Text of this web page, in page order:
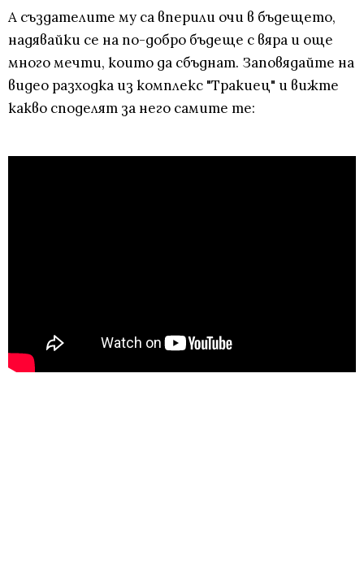
А създателите му са вперили очи в бъдещето,
надявайки се на по-добро бъдеще с вяра и още
много мечти, които да сбъднат. Заповядайте на
видео разходка из комплекс "Тракиец" и вижте
какво споделят за него самите те: